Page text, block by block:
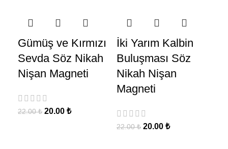
Gümüş ve Kırmızı
Sevda Söz Nikah
Nişan Magneti
22.00₺ 20.00 ₺
İki Yarım Kalbin
Buluşması Söz
Nikah Nişan
Magneti
22.00₺ 20.00 ₺